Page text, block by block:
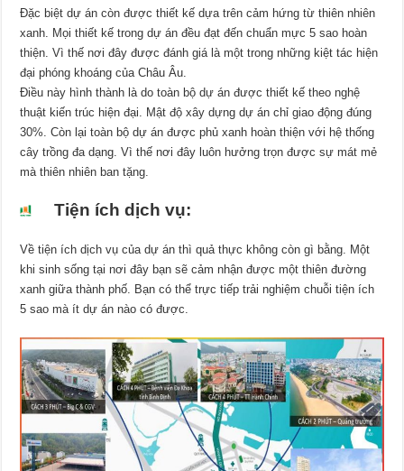
Đặc biệt dự án còn được thiết kế dựa trên cảm hứng từ thiên nhiên
xanh. Mọi thiết kế trong dự án đều đạt đến chuẩn mực 5 sao hoàn
thiện. Vì thế nơi đây được đánh giá là một trong những kiệt tác hiện
đại phóng khoáng của Châu Âu.
Điều này hình thành là do toàn bộ dự án được thiết kế theo nghệ
thuật kiến trúc hiện đại. Mật độ xây dựng dự án chỉ giao động đúng
30%. Còn lại toàn bộ dự án được phủ xanh hoàn thiện với hệ thống
cây trồng đa dạng. Vì thế nơi đây luôn hưởng trọn được sự mát mẻ
mà thiên nhiên ban tặng.
Tiện ích dịch vụ:
Về tiện ích dịch vụ của dự án thì quả thực không còn gì bằng. Một
khi sinh sống tại nơi đây bạn sẽ cảm nhận được một thiên đường
xanh giữa thành phố. Bạn có thể trực tiếp trải nghiệm chuỗi tiện ích
5 sao mà ít dự án nào có được.